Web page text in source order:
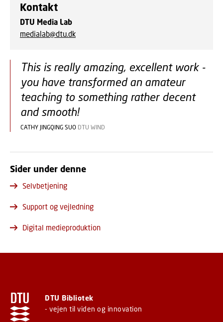
Kontakt
DTU Media Lab
medialab@dtu.dk
This is really amazing, excellent work -
you have transformed an amateur
teaching to something rather decent
and smooth!
CATHY JINGQING SUO DTU WIND
Sider under denne
Selvbetjening
Support og vejledning
Digital medieproduktion
DTU Bibliotek
- vejen til viden og innovation